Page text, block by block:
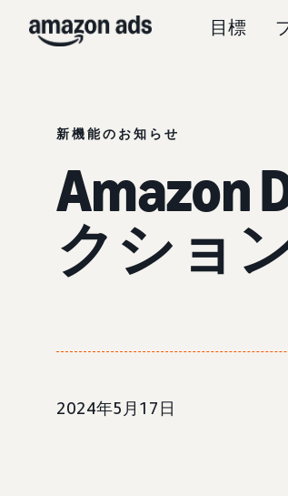
目標
新機能のお知らせ
Amazon
クショ
2024年5月17日